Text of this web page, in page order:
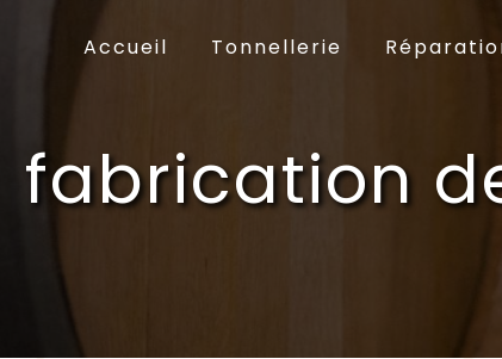
Accueil Tonnellerie
fabrication